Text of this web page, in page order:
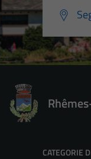
CATEGORIE